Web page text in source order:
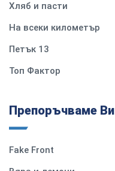
Хляб и пасти
На всеки километър
Петък 13
Топ Фактор
Препоръчваме Ви
Fake Front